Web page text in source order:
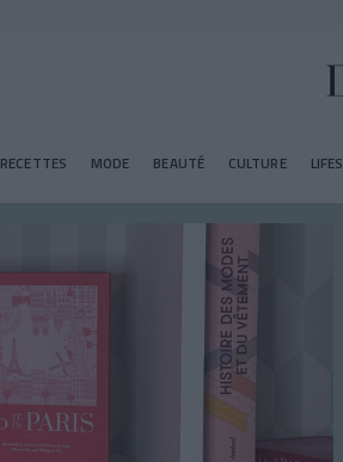
RECETTES MODE BEAUTÉ CULTURE